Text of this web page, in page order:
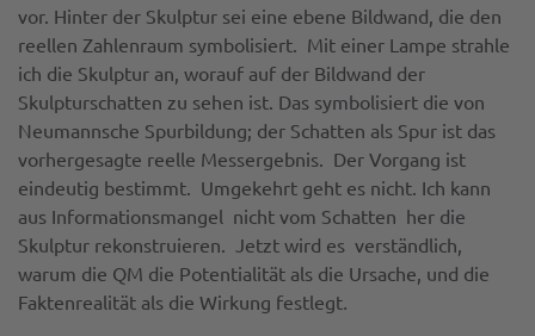
vor. Hinter der Skulptur sei eine ebene Bildwand, die den
reellen Zahlenraum symbolisiert. Mit einer Lampe strahle
ich die Skulptur an, worauf auf der Bildwand der
Skulpturschatten zu sehen ist. Das symbolisiert die von
Neumannsche Spurbildung; der Schatten als Spur ist das
vorhergesagte reelle Messergebnis. Der Vorgang ist
eindeutig bestimmt. Umgekehrt geht es nicht. Ich kann
aus Informationsmangel nicht vom Schatten her die
Skulptur rekonstruieren. Jetzt wird es verständlich,
warum die QM die Potentialität als die Ursache, und die
Faktenrealität als die Wirkung festlegt.